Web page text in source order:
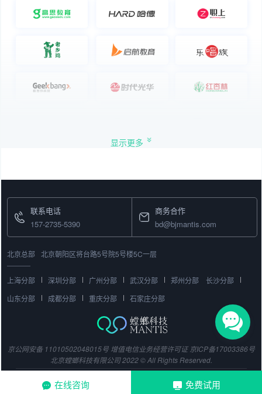
在线咨询 免费试用
显示更多
联系电话
157-2735-5390
商务合作
bd@bjmantis.com
北京总部 北京朝阳区将台路5号院5号楼5C一层
上海分部 深圳分部 广州分部 武汉分部 郑州分部
长沙分部
山东分部
成都分部 重庆分部 石家庄分部
京公网安备 11010502048015号 增值电信业务经营许可证 京ICP备17003386号
北京螳螂科技有限公司 2022 © All Rights Reserved.